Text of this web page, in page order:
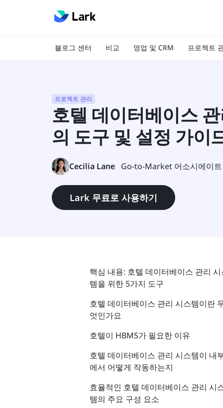
블로그 센터 비교 영업 및 CRM 프로젝트
프로젝트 관리
호텔 데이터베이스
의 도구 및 설정 가이
Cecilia Lane Go-to-Market 어소시에이트
Lark 무료로 사용하기
핵심 내용: 호텔 데이터베이스 관리 시
템을 위한 5가지 도구
호텔 데이터베이스 관리 시스템이란
엇인가요
호텔이 HBMS가 필요한 이유
호텔 데이터베이스 관리 시스템이 내
에서 어떻게 작동하는지
효율적인 호텔 데이터베이스 관리 시
템의 주요 구성 요소